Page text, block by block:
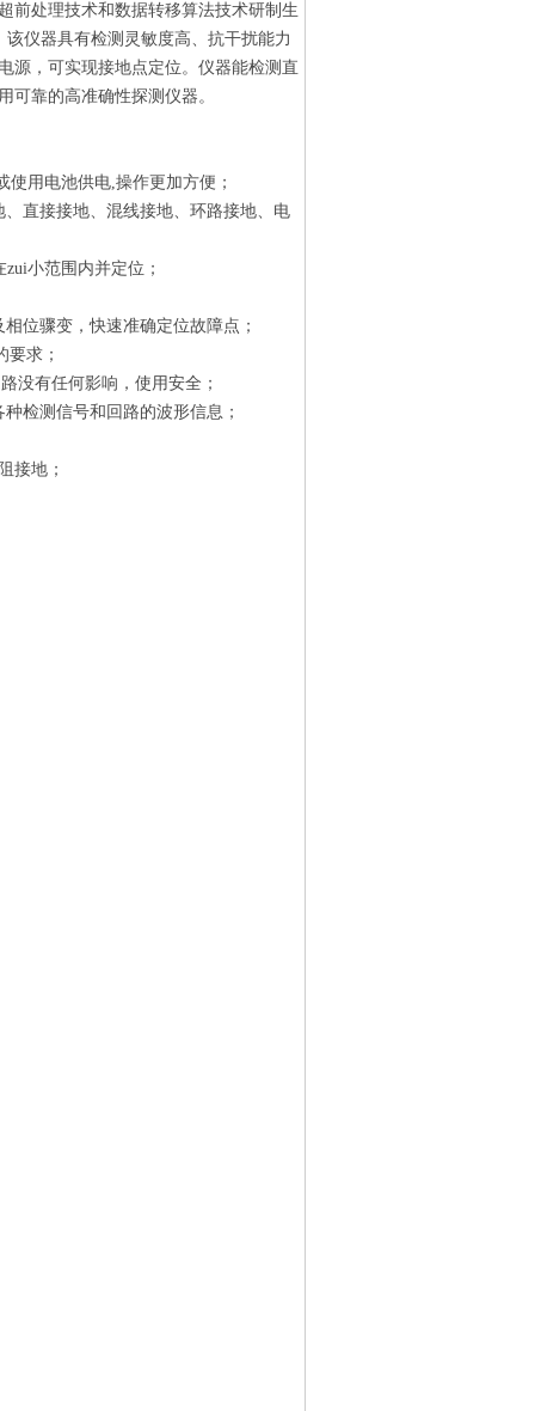
前处理技术和数据转移算法技术研制生
仪器具有检测灵敏度高、抗干扰能力
源，可实现接地点定位。仪器能检测直
可靠的高准确性探测仪器。
用电池供电,操作更加方便；
直接接地、混线接地、环路接地、电
小范围内并定位；
位骤变，快速准确定位故障点；
求；
没有任何影响，使用安全；
检测信号和回路的波形信息；
接地；